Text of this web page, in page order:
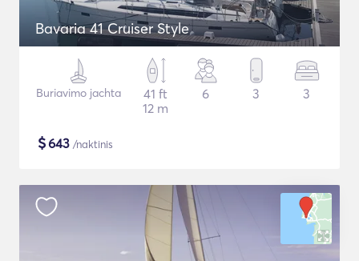
Bavaria 41 Cruiser Style
Buriavimo jachta
41 ft
12 m
6 3 3
$643 /naktinis